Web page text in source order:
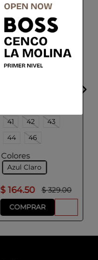
PAL ZILERI
Camisa de Vestir de
Algodón Pura ML Pal
41
42
43
44
46
Colores
Azul Claro
$ 164.50 $ 329.00
COMPRAR